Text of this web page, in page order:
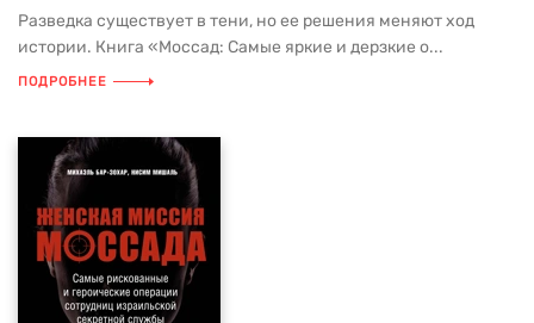
Разведка существует в тени, но ее решения меняют ход
истории. Книга «Моссад: Самые яркие и дерзкие о...
ПОДРОБНЕЕ